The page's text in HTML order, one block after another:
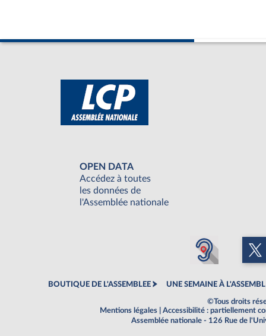
OPEN DATA
Accédez à toutes
les données de
l'Assemblée nationale
BOUTIQUE DE L'ASSEMBLEE UNE SEMAINE À
©Tous droits
Mentions légales
Accessibilité : partiellement
Assemblée nationale - 126 Rue de